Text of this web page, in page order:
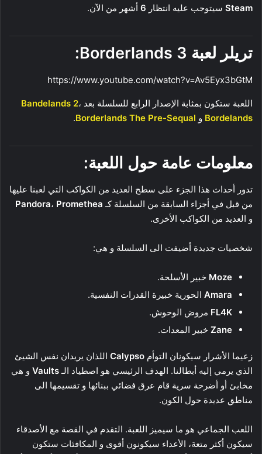
Steam سيتوجب عليه انتظار 6 أشهر من الآن.
تريلر لعبة Borderlands 3:
https://www.youtube.com/watch?v=Av5Eyx3bGtM
اللعبة ستكون بمثابة الإصدار الرابع للسلسلة بعد Bandelands 2،
Bordelands و Borderlands The Pre-Sequal
.
معلومات عامة حول اللعبة:
تدور أحداث هذا الجزء على سطح العديد من الكواكب التي لعبنا عليها
من قبل في أجزاء السابقة من السلسلة كـ
Pandora، Promethea
و العديد من الكواكب الأخرى.
شخصيات جديدة أضيفت الى السلسلة و هي:
Moze خبير الأسلحة.
Amara الحورية خبيرة القدرات النفسية.
FL4K مروض الوحوش.
Zane خبير المعدات.
زعيما الأشرار سيكونان التوأم Calypso اللذان يريدان نفس الشيئ
الذي يرمي إليه أبطالنا. الهدف الرئيسي هو اصطياد الـVaults و هي
مخابئ أو أضرحة سرية قام عرق فضائي ببنائها و تقسيمها الى
مناطق عديدة حول الكون.
اللعب الجماعي هو ما سيميز اللعبة. التقدم في القصة مع الأصدقاء
سيكون أكثر متعة، الأعداء سيكونون أقوى و المكافئات ستكون